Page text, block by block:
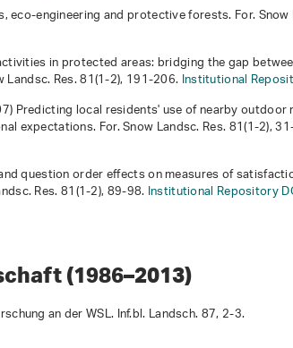
eco-engineering and protective forests. For. Snow
in protected areas: bridging the gap
Landsc. Res.81(1-2), 191-206. Institutional
Predicting local residents' use of nearby
expectations. For. Snow Landsc. Res.81(1-2),
question order effects on measures of
Res.81(1-2), 89-98. Institutional Repository
(1986–2013)
an der WSL. Inf.bl. Landsch.87, 2-3.